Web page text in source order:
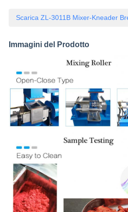
Scarica ZL-3011B Mixer-Kneader
Immagini del Prodotto